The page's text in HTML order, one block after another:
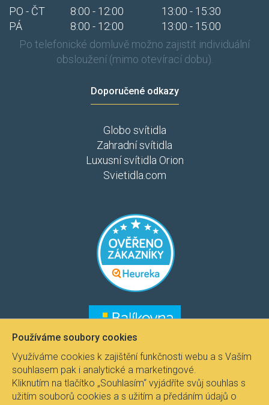
PO - ČT 8:00 - 12:00
13:00 - 15:30
PÁ
8:00 - 12:00
13:00 - 15:00
Po telefonické domluvě možno zajistit individuální
obsloužení (mimo otevírací dobu).
Doporučené odkazy
Globo svítidla
Zahradní svítidla
Luxusní svítidla Orion
Svietidla.com
Používáme soubory cookies
Využíváme cookies k zajištění funkčnosti webu a s Vaším
souhlasem pak i analytické a marketingové.
Kliknutím na tlačítko „Souhlasím“ vyjádříte svůj souhlas s
užitím souborů cookies a s užitím a předáním údajů o